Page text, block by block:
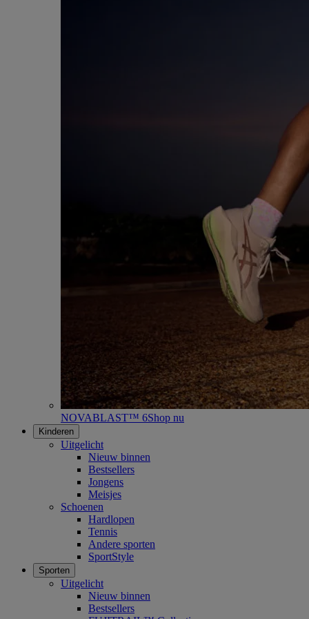
NOVABLAST™ 6Shop nu
Kinderen
Uitgelicht
Nieuw binnen
Bestsellers
Jongens
Meisjes
Schoenen
Hardlopen
Tennis
Andere sporten
SportStyle
Sporten
Uitgelicht
Nieuw binnen
Bestsellers